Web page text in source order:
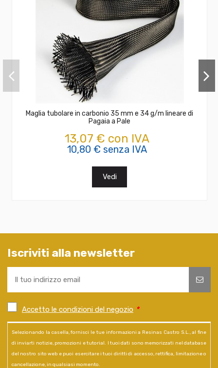
Maglia tubolare in carbonio 35 mm e 34 g/m lineare di
Pagaia a Pale
13,07 € con IVA
10,80 € senza IVA
Vedi
Iscriviti alla newsletter
Accetto le condizioni del negozio *
Selezionando la casella, fornisci le tue informazioni a Resinas Castro S.L., al fine
di inviarti notizie, promozioni e tutorial. I tuoi dati sono memorizzati nel database
del nostro sito web e puoi esercitare i tuoi diritti di accesso, rettifica, limitazione o
cancellazione, in qualsiasi momento.